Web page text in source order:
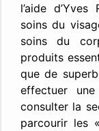
l’aide
soins du
soins du
produits
que de
effectuer
consulter la
parcourir les